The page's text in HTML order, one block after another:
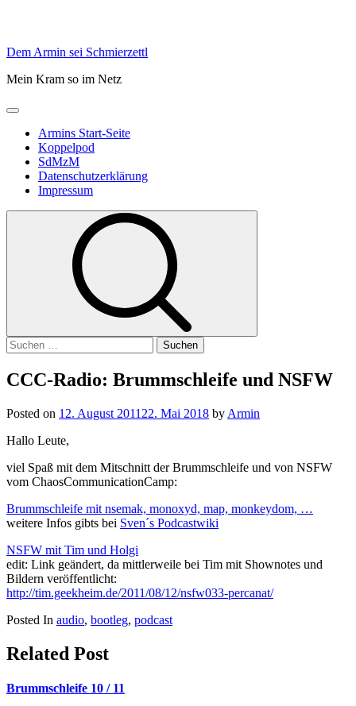
Skip
content
Dem Armin sei Schmierzettl
Mein Kram so im Netz
Primary
Armins Start-Seite
Koppelpod
SdMzM
Datenschutzerklärung
Impressum
Suchen
nach:
CCC-Radio: Brummschleife und NSFW
Posted on 12. August 2011 22. Mai 2018 by Armin
Hallo Leute,
viel Spaß mit dem Mitschnitt der Brummschleife und von NSFW
vom ChaosCommunicationCamp:
Brummschleife mit nsemak, monoxyd, map, monkeydom, …
weitere Infos gibts bei Sven´s Podcastwiki
NSFW mit Tim und Holgi
edit: Link geändert, da mittlerweile bei Tim mit Shownotes und
Bildern veröffentlicht:
http://tim.geekheim.de/2011/08/12/nsfw033-percanat/
Posted In audio, bootleg, podcast
Related Post
Brummschleife 10 / 11